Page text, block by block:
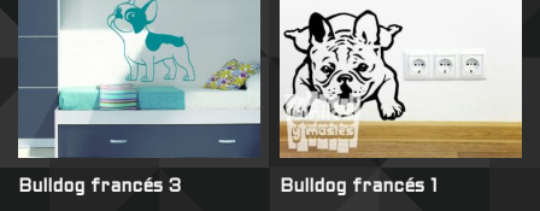
Bulldog francés 3 Bulldog francés 1